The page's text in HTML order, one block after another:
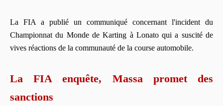
La FIA a publié un communiqué concernant l'incident du
Championnat du Monde de Karting à Lonato qui a suscité de
vives réactions de la communauté de la course automobile.
La FIA enquête, Massa promet des
sanctions